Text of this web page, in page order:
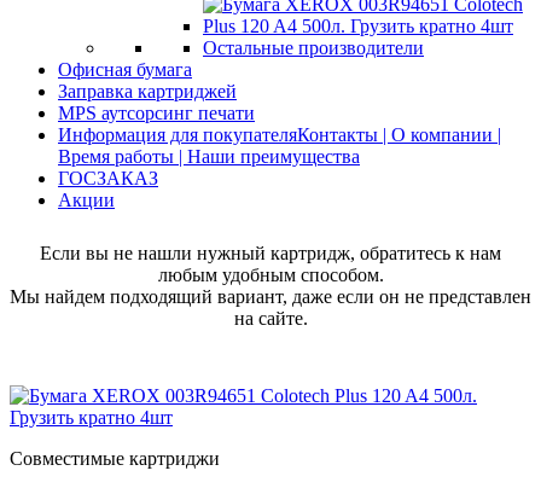
Остальные производители
Офисная бумага
Заправка картриджей
MPS аутсорсинг печати
Информация для покупателяКонтакты | О компании |
Время работы | Наши преимущества
ГОСЗАКАЗ
Акции
Если вы не нашли нужный картридж, обратитесь к нам
любым удобным способом.
Мы найдем подходящий вариант, даже если он не представлен
на сайте.
Совместимые картриджи